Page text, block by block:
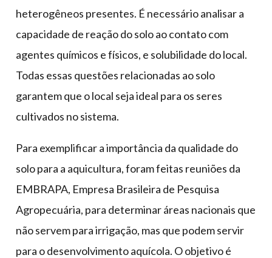
heterogêneos presentes. É necessário analisar a
capacidade de reação do solo ao contato com
agentes químicos e físicos, e solubilidade do local.
Todas essas questões relacionadas ao solo
garantem que o local seja ideal para os seres
cultivados no sistema.
Para exemplificar a importância da qualidade do
solo para a aquicultura, foram feitas reuniões da
EMBRAPA, Empresa Brasileira de Pesquisa
Agropecuária, para determinar áreas nacionais que
não servem para irrigação, mas que podem servir
para o desenvolvimento aquícola. O objetivo é